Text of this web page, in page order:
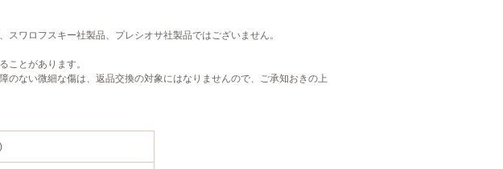
ワロフスキー社製品、プレシオサ社製品ではございません。
ことがあります。
のない微細な傷は、返品交換の対象にはなりませんので、ご承知おきの上